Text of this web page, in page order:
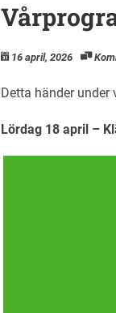
16 april, 2026
Detta händer under
Lördag 18 april –